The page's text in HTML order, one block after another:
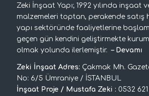
Zeki İnşaat Yapı; 1992 yılında inşaat
malzemeleri toptan, perakende satış
yapı sektöründe faaliyetlerine
geçen gün kendini geliştirmekte
olmak yolunda ilerlemiştir.– Devamı
Zeki İnşaat Adres: Çakmak Mh.
No: 6/5 Ümraniye / İSTANBUL
İnşaat Proje / Mustafa Zeki : 0532 621